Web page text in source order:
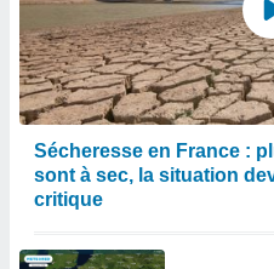
Sécheresse en France :
sont à sec, la situation
critique